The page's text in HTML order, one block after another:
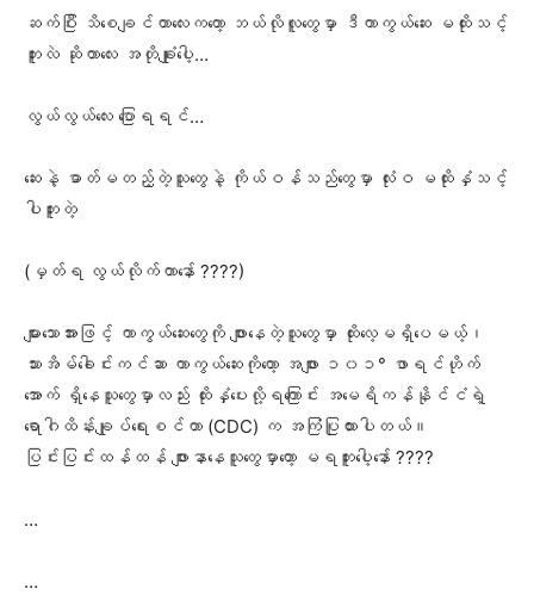
ဆက်ပြီး သိစေချင်တာလေးကတော့ ဘယ်လိုလူတွေမှာ ဒီကာကွယ်ဆေး မထိုးသင့်
ဘူးလဲ ဆိုတာလေး အတိုချုံးပေါ့…
လွယ်လွယ်လေး ပြောရရင်…
ဆေးနဲ့ ဓာတ်မတည့်တဲ့သူတွေနဲ့ ကိုယ်ဝန်သည်တွေမှာ လုံးဝ မထိုးနှံသင့်
ပါဘူးတဲ့
(မှတ်ရ လွယ်လိုက်တာနော် ????)
များသောအားဖြင့် ကာကွယ်ဆေးတွေကို ဖျားနေတဲ့သူတွေမှာ ထိုးလေ့မရှိပေမယ့်၊
သားအိမ်ခေါင်းကင်ဆာ ကာကွယ်ဆေးကိုတော့ အဖျား ၁၀၁° ဖာရင်ဟိုက်
အောက် ရှိနေသူတွေမှာလည်း ထိုးနှံပေးလို့ရကြောင်း အမေရိကန်နိုင်ငံရဲ့
ရောဂါထိန်းချုပ်ရေးစင်တာ (CDC) က အကြံပြုထားပါတယ်။
ပြင်းပြင်းထန်ထန် ဖျားနာနေသူတွေမှာတော့ မရဘူးပေါ့နော် ????
…
…